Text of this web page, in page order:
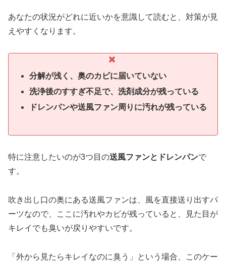
あなたの状況がどれに近いかを意識して読むと、対策が見
えやすくなります。
分解が浅く、奥のカビに届いていない
洗浄後のすすぎ不足で、洗剤成分が残っている
ドレンパンや送風ファン周りに汚れが残っている
特に注意したいのが3つ目の送風ファンとドレンパンで
す。
吹き出し口の奥にある送風ファンは、風を直接送り出すパ
ーツなので、ここに汚れやカビが残っていると、見た目が
キレイでも臭いが戻りやすいです。
「外から見たらキレイなのに臭う」という場合、このケー